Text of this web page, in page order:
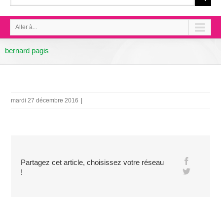
Aller à...
bernard pagis
mardi 27 décembre 2016
Partagez cet article, choisissez votre réseau
!